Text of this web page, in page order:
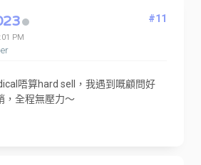
PM
#11
唔算hard sell，我遇到嘅顧問好
，全程無壓力～